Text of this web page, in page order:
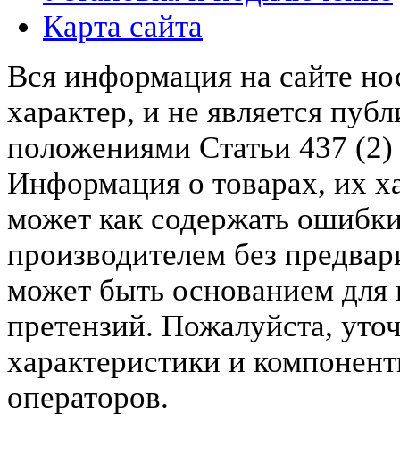
Карта сайта
Вся информация на сайте
характер, и не является
положениями Статьи 437
Информация о товарах, их
может как содержать
производителем без
может быть основанием для
претензий. Пожалуйста,
характеристики и
операторов.